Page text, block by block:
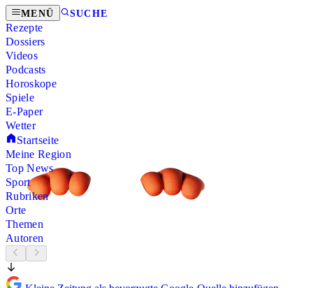
MENÜ SUCHE
Rezepte
Dossiers
Videos
Podcasts
Horoskope
Spiele
E-Paper
Wetter
Startseite
Meine Region
Top News
Sport
Rubriken
Orte
Themen
Autoren